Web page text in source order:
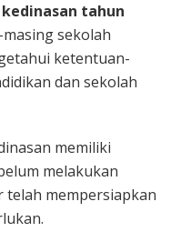
tahun
sekolah
ketentuan-
dan sekolah
memiliki
melakukan
telah mempersiapkan